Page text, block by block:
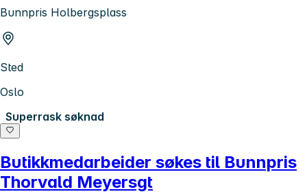
Bunnpris Holbergsplass
Sted
Oslo
Superrask søknad
Butikkmedarbeider søkes til Bunnpris
Thorvald Meyersgt